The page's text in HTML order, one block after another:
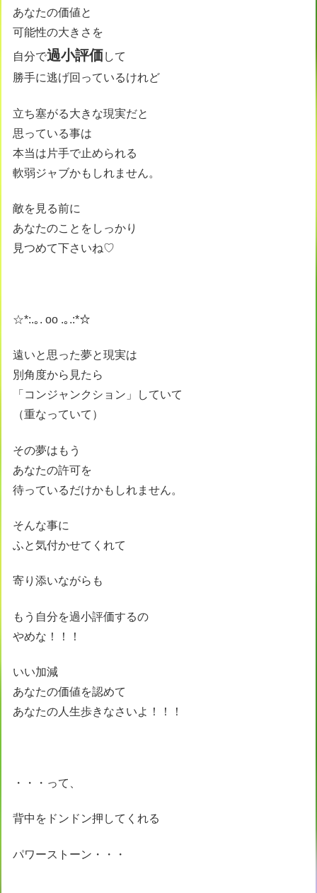
あなたの価値と
可能性の大きさを
自分で過小評価して
勝手に逃げ回っているけれど
立ち塞がる大きな現実だと
思っている事は
本当は片手で止められる
軟弱ジャブかもしれません。
敵を見る前に
あなたのことをしっかり
見つめて下さいね♡
☆*:.｡. oo .｡.:*☆
遠いと思った夢と現実は
別角度から見たら
「コンジャンクション」していて
（重なっていて）
その夢はもう
あなたの許可を
待っているだけかもしれません。
そんな事に
ふと気付かせてくれて
寄り添いながらも
もう自分を過小評価するの
やめな！！！
いい加減
あなたの価値を認めて
あなたの人生歩きなさいよ！！！
・・・って、
背中をドンドン押してくれる
パワーストーン・・・